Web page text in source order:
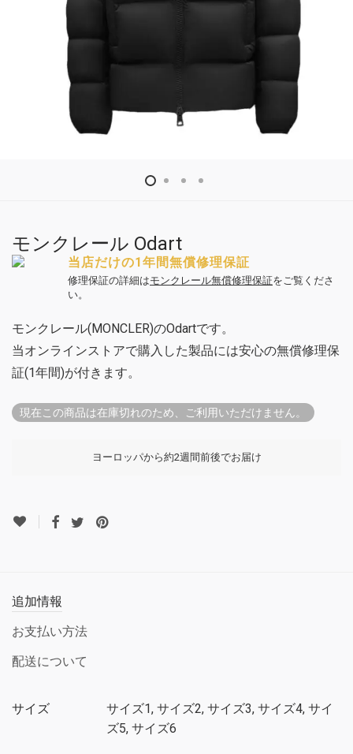
モンクレール Odart
当店だけの1年間無償修理保証
修理保証の詳細はモンクレール無償修理保証をご覧くださ
い。
モンクレール(MONCLER)のOdartです。
当オンラインストアで購入した製品には安心の無償修理保
証(1年間)が付きます。
現在この商品は在庫切れのため、ご利用いただけません。
ヨーロッパから約2週間前後でお届け
追加情報
お支払い方法
配送について
サイズ
サイズ1, サイズ2, サイズ3, サイズ4, サイ
ズ5, サイズ6